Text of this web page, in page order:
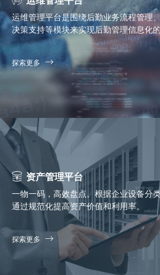
运维管理平台是围绕后勤业务流程管理
决策支持等模块来实现后勤管理信息化
探索更多
资产管理平台
一物一码，高效盘点。根据企业设备分
通过规范化提高资产价值和利用率。
探索更多